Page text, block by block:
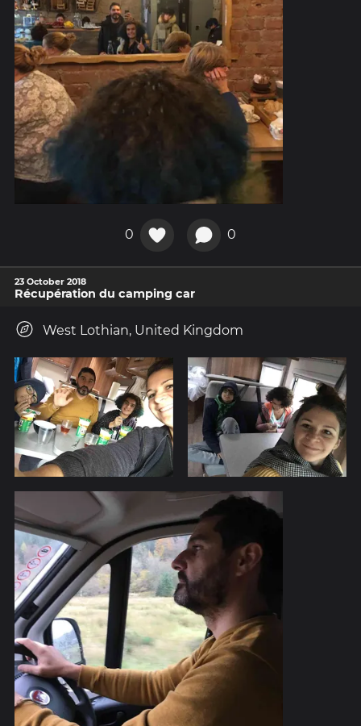
0 0
23 October 2018
Récupération du camping car
West Lothian, United Kingdom